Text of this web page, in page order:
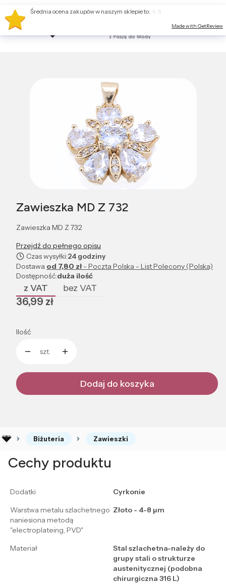
Zawieszka MD Z 732
Zawieszka MD Z 732
Przejdź do pełnego opisu
Czas wysyłki:24 godziny
Dostawa od 7,80 zł- Poczta Polska - List Polecony (Polska)
Dostępność:duża ilość
z VAT bez VAT
Cena
36,99 zł
Ilość
szt.
Dodaj do koszyka
Biżuteria Zawieszki
Cechy produktu
Dodatki
Cyrkonie
Warstwa metalu szlachetnego
naniesiona metodą
"electroplateing, PVD"
Złoto - 4-8 μm
Materiał
Stal szlachetna-należy do
grupy stali o strukturze
austenitycznej (podobna
chirurgiczna 316 L)
Średnia ocena zakupów w naszym sklepie to:
Made with GetReview